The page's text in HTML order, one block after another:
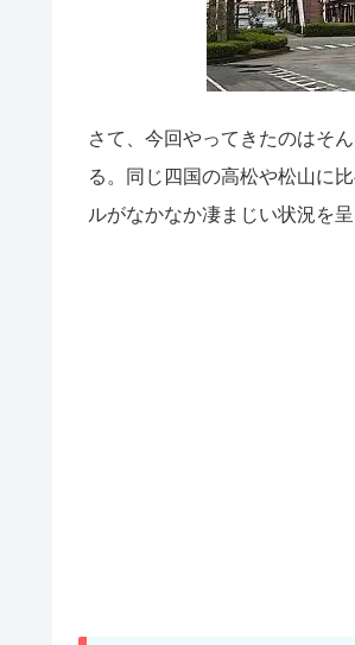
さて、今回やってきたのはそ
る。同じ四国の高松や松山に
ルがなかなか凄まじい状況を